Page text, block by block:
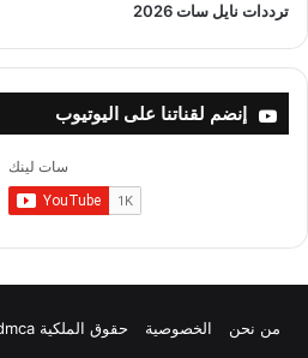
ترددات نايل سات 2026
إنضم لقناتنا على اليوتيوب
من نحن الخصوصية حقوق الملكية dmca